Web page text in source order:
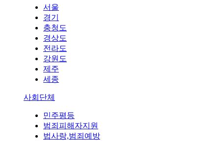
서울
경기
충청도
경상도
전라도
강원도
제주
세종
사회단체
민주평등
범죄피해자지원
법사랑,범죄예방